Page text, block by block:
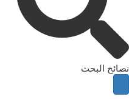
نصائح البحث